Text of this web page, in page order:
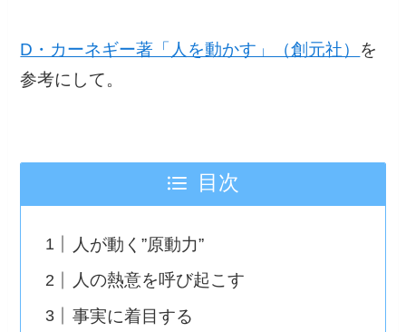
D・カーネギー著「人を動かす」（創元社） を
参考にして。
目次
人が動く”原動力”
人の熱意を呼び起こす
事実に着目する